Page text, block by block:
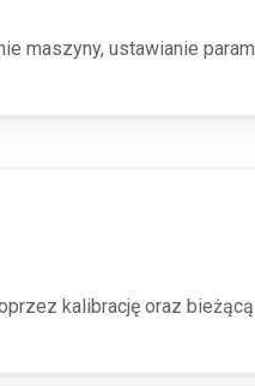
maszyny, ustawianie
kalibrację oraz